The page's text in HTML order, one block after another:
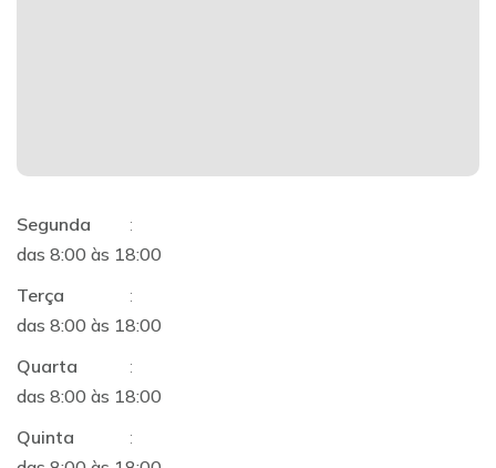
Segunda
:
das 8:00 às 18:00
Terça
:
das 8:00 às 18:00
Quarta
:
das 8:00 às 18:00
Quinta
: